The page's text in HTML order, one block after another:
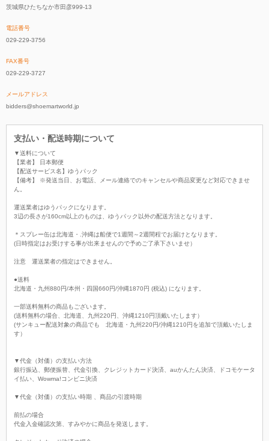
茨城県ひたちなか市田彦999-13
電話番号
029-229-3756
FAX番号
029-229-3727
メールアドレス
bidders@shoemartworld.jp
支払い・配送時期について
▼送料について
【業者】 日本郵便
【配送サービス名】ゆうパック
【備考】 ※発送当日、お電話、メール連絡でのキャンセルや商品変更など対応できませ
ん。
運送業者はゆうパックになります。
3辺の長さが160cm以上のものは、ゆうパック以外の配送方法となります。
＊スプレー缶は北海道・.沖縄は船便で1週間～2週間程でお届けとなります。
(日時指定はお受けする事が出来ませんので予めご了承下さいませ）
注意 運送業者の指定はできません。
●送料
北海道・九州880円/本州・四国660円/沖縄1870円 (税込) になります。
一部送料無料の商品もございます。
(送料無料の場合、北海道、九州220円、沖縄1210円頂戴いたします）
(サンキュー配送対象の商品でも 北海道・九州220円/沖縄1210円を追加で頂戴いたしま
す）
▼代金（対価）の支払い方法
銀行振込、郵便振替、代金引換、クレジットカード決済、auかんたん決済、ドコモケータ
イ払い、Wowma!コンビニ決済
▼代金（対価）の支払い時期 、商品の引渡時期
前払の場合
代金入金確認次第、すみやかに商品を発送します。